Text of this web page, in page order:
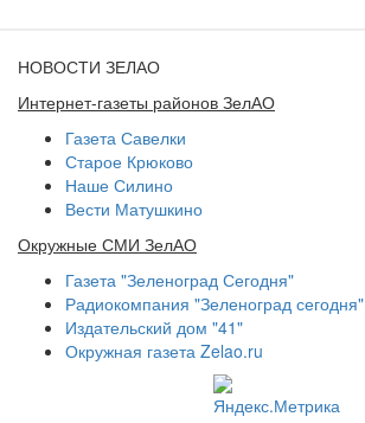
НОВОСТИ ЗЕЛАО
Интернет-газеты районов ЗелАО
Газета Савелки
Старое Крюково
Наше Силино
Вести Матушкино
Окружные СМИ ЗелАО
Газета "Зеленоград Сегодня"
Радиокомпания "Зеленоград сегодня"
Издательский дом "41"
Окружная газета Zelao.ru